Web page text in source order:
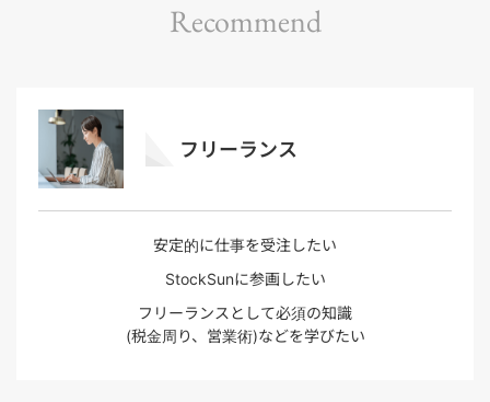
Recommend
フリーランス
安定的に仕事を受注したい
StockSunに参画したい
フリーランスとして必須の知識
(税金周り、営業術)などを学びたい